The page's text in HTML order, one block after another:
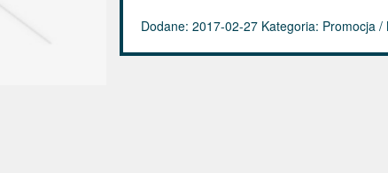
Dodane: 2017-02-27 Kategoria: Promocja /